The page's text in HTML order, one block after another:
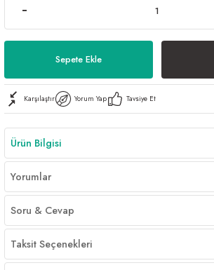
Sepete Ekle
Karşılaştır Yorum Yap Tavsiye Et
Ürün Bilgisi
Yorumlar
Soru & Cevap
Taksit Seçenekleri